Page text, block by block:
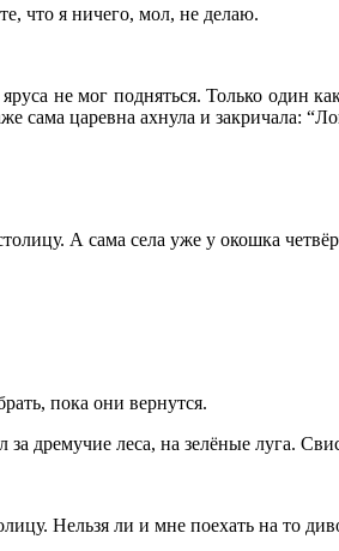
что я ничего, мол, не делаю.
не мог подняться. Только один
царевна ахнула и закричала:
А сама села уже у окошка
пока они вернутся.
дремучие леса, на зелёные луга.
Нельзя ли и мне поехать на то